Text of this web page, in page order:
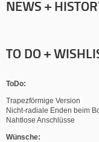
NEWS +
TO DO +
ToDo:
Trapezförmige Version
Nicht-radiale Enden beim
Nahtlose Anschlüsse
Wünsche: